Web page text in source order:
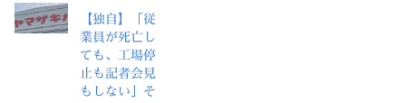
【独自】「従
業員が死亡し
ても、工場停
止も記者会見
もしない」そ